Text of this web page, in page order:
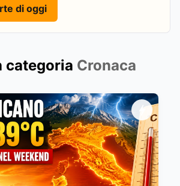
di oggi
categoria Cronaca